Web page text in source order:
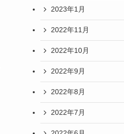
2023年1月
2022年11月
2022年10月
2022年9月
2022年8月
2022年7月